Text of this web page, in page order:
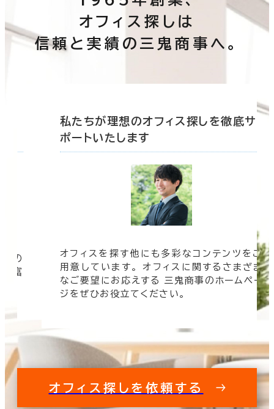
オフィス探しは
信頼と実績の三鬼商事へ。
の
豊富
私たちが理想のオフィス探しを徹底サ
ポートいたします
オフィスを探す他にも多彩なコンテンツをご
用意しています。 オフィスに関するさまざま
なご要望にお応えする 三鬼商事のホームペー
ジをぜひお役立てください。
オフィス探しを依頼する